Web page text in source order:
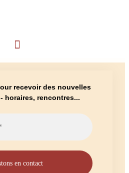
recevoir des nouvelles
horaires, rencontres...